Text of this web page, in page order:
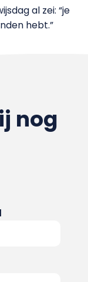
al zei: “je
hebt.”
nog